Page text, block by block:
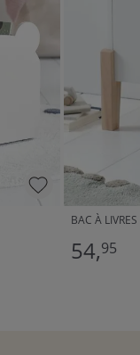
BAC À
54,95